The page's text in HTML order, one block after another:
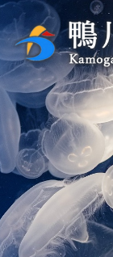
ペ
ー
ジ
の
先
頭
メ
ニ
ュ
ー
を
飛
本
文
へ